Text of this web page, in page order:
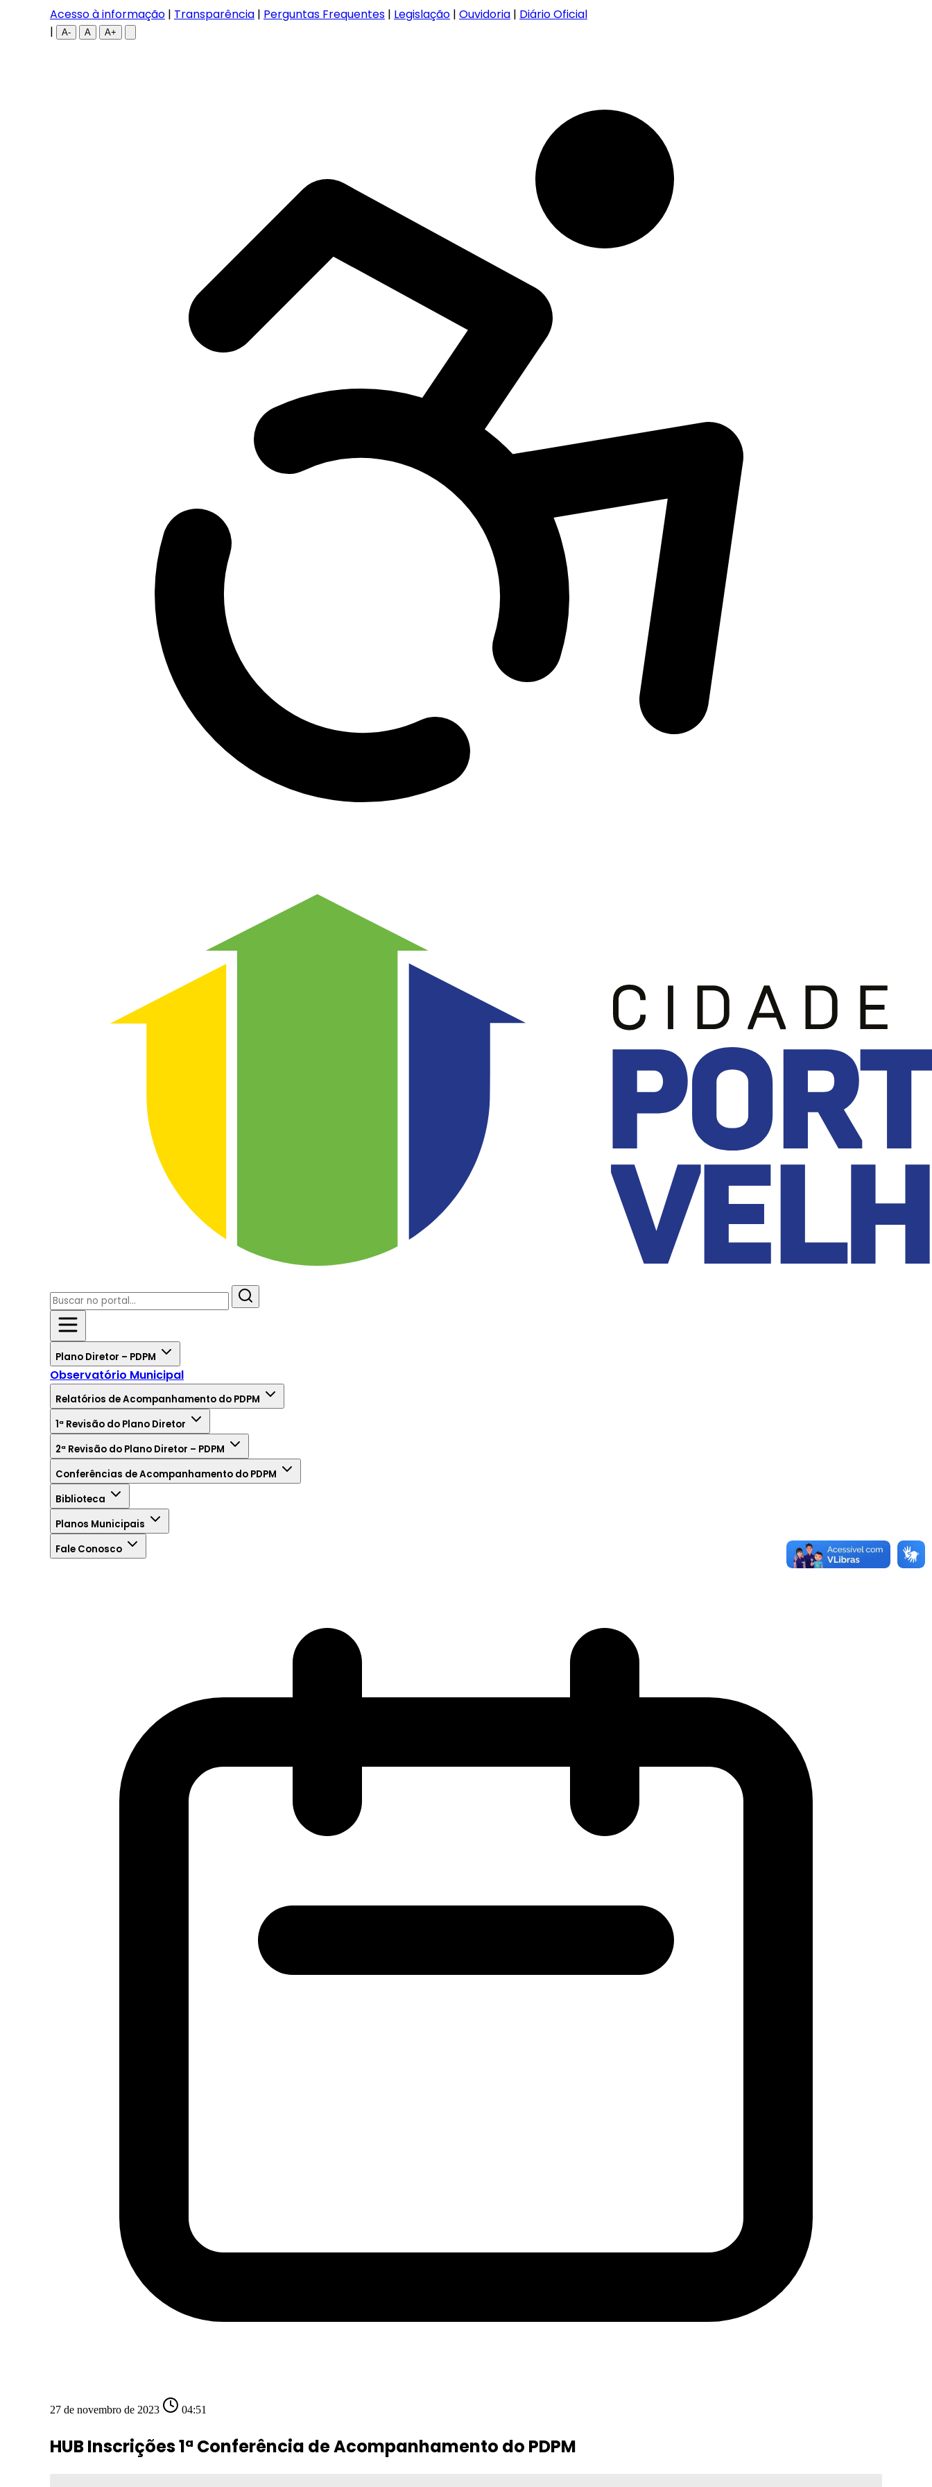
Acesso à informação | Transparência | Perguntas Frequentes | Legislação | Ouvidoria | Diário Oficial
|
A- A A+
Plano Diretor – PDPM
Observatório Municipal
Relatórios de Acompanhamento do PDPM
1ª Revisão do Plano Diretor
2ª Revisão do Plano Diretor – PDPM
Conferências de Acompanhamento do PDPM
Biblioteca
Planos Municipais
Fale Conosco
27 de novembro de 2023 04:51
HUB Inscrições 1ª Conferência de Acompanhamento do PDPM